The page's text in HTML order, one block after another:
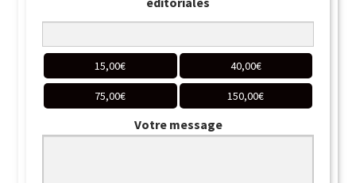
15,00€ 40,00€
75,00€ 150,00€
Votre message